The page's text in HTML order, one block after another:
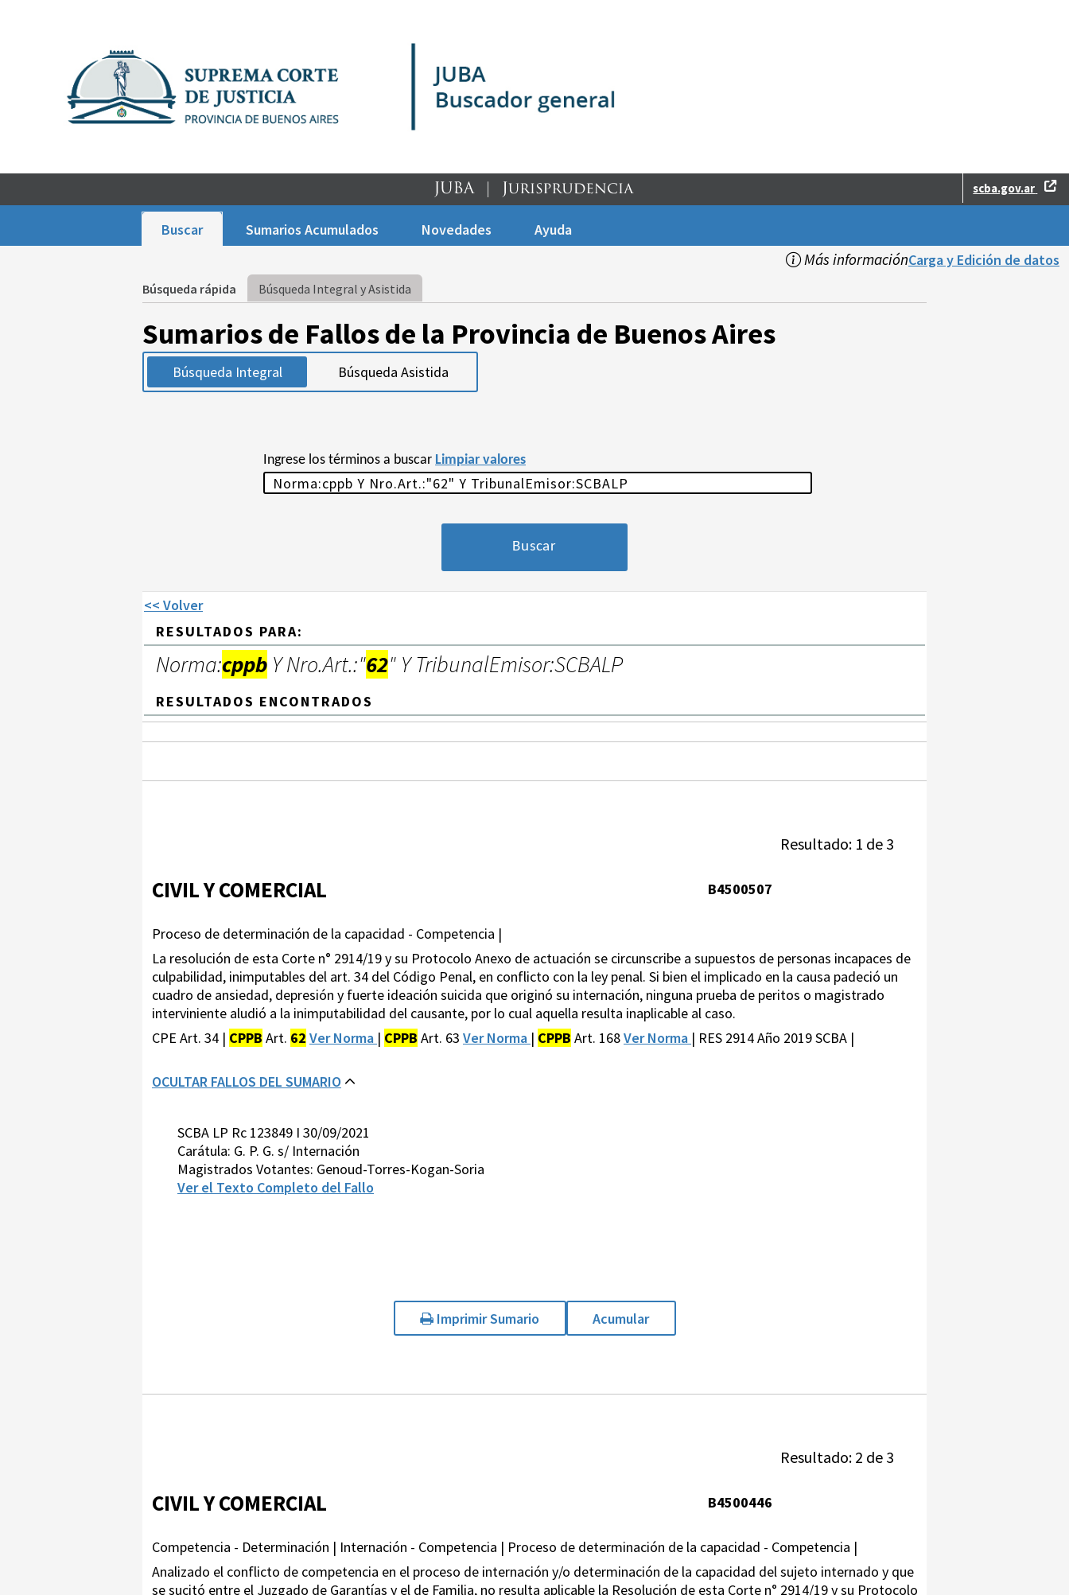
scba.gov.ar
Buscar Sumarios Acumulados Novedades Ayuda
Más informaciónCarga y Edición de datos
Búsqueda rápida Búsqueda Integral y Asistida
Sumarios de Fallos de la Provincia de Buenos Aires
Búsqueda Integral Búsqueda Asistida
Ingrese los términos a buscar Limpiar valores
<< Volver
RESULTADOS PARA:
Norma:cppb Y Nro.Art.:"62" Y TribunalEmisor:SCBALP
RESULTADOS ENCONTRADOS
Resultado: 1 de 3
CIVIL Y COMERCIAL B4500507
Proceso de determinación de la capacidad - Competencia |
La resolución de esta Corte n° 2914/19 y su Protocolo Anexo de actuación se circunscribe a supuestos de personas incapaces de
culpabilidad, inimputables del art. 34 del Código Penal, en conflicto con la ley penal. Si bien el implicado en la causa padeció un
cuadro de ansiedad, depresión y fuerte ideación suicida que originó su internación, ninguna prueba de peritos o magistrado
interviniente aludió a la inimputabilidad del causante, por lo cual aquella resulta inaplicable al caso.
CPE Art. 34 | CPPB Art. 62 Ver Norma | CPPB Art. 63 Ver Norma | CPPB Art. 168Ver Norma | RES 2914 Año 2019 SCBA |
OCULTAR FALLOS DEL SUMARIO
SCBA LP Rc 123849 I 30/09/2021
Carátula: G. P. G. s/ Internación
Magistrados Votantes: Genoud-Torres-Kogan-Soria
Ver el Texto Completo del Fallo
Imprimir Sumario Acumular
Resultado: 2 de 3
CIVIL Y COMERCIAL B4500446
Competencia - Determinación | Internación - Competencia | Proceso de determinación de la capacidad - Competencia |
Analizado el conflicto de competencia en el proceso de internación y/o determinación de la capacidad del sujeto internado y que
se sucitó entre el Juzgado de Garantías y el de Familia, no resulta aplicable la Resolución de esta Corte n° 2914/19 y su Protocolo